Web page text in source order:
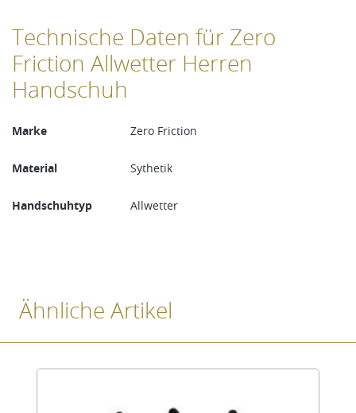
Technische Daten für Zero
Friction Allwetter Herren
Handschuh
Marke Zero Friction
Material Sythetik
Handschuhtyp Allwetter
Ähnliche Artikel